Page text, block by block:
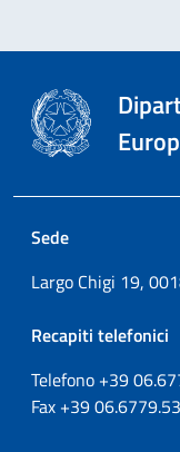
Sede
Largo Chigi 19,
Recapiti telefonici
Telefono +39
Fax +39